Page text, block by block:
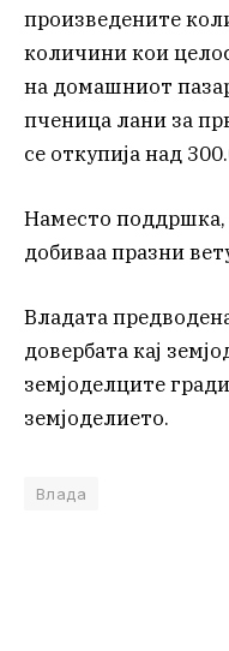
произведените
количини кои
на домашниот
пченица лани за
се откупија над
Наместо
добиваа празни
Владата
довербата кај
земјоделците
земјоделието.
Влада